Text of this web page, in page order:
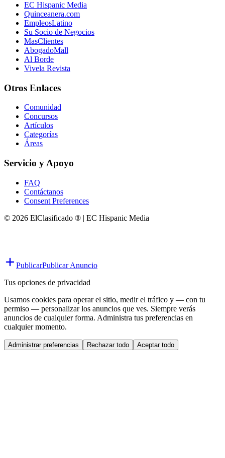
EC Hispanic Media
Quinceanera.com
EmpleosLatino
Su Socio de Negocios
MasClientes
AbogadoMall
Al Borde
Vivela Revista
Otros Enlaces
Comunidad
Concursos
Artículos
Categorías
Áreas
Servicio y Apoyo
FAQ
Contáctanos
Consent Preferences
© 2026 ElClasificado ® | EC Hispanic Media
PublicarPublicar Anuncio
Tus opciones de privacidad
Usamos cookies para operar el sitio, medir el tráfico y — con tu
permiso — personalizar los anuncios que ves. Siempre verás
anuncios de cualquier forma. Administra tus preferencias en
cualquier momento.
Administrar preferencias Rechazar todo Aceptar todo